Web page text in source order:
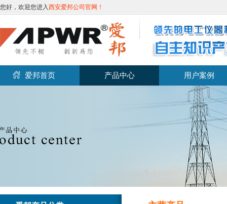
您好，欢迎您进入西安爱邦公司官网！
爱邦首页 产品中心 用户案例